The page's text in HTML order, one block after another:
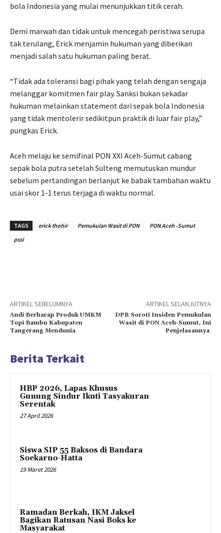
bola Indonesia yang mulai menunjukkan titik cerah.
Demi marwah dan tidak untuk mencegah peristiwa serupa
tak terulang, Erick menjamin hukuman yang diberikan
menjadi salah satu hukuman paling berat.
“Tidak ada toleransi bagi pihak yang telah dengan sengaja
melanggar komitmen fair play. Sanksi bukan sekadar
hukuman melainkan statement dari sepak bola Indonesia
yang tidak mentolerir sedikitpun praktik di luar fair play,”
pungkas Erick.
Aceh melaju ke semifinal PON XXI Aceh-Sumut cabang
sepak bola putra setelah Sulteng memutuskan mundur
sebelum pertandingan berlanjut ke babak tambahan waktu
usai skor 1-1 terus terjaga di waktu normal.
TAGS erick thohir Pemukulan Wasit di PON
PON Aceh -Sumut
pssi
ARTIKEL SEBELUMNYA
Andi Berharap Produk UMKM
Topi Bambu Kabupaten
Tangerang Mendunia
ARTIKEL SELANJUTNYA
DPR Soroti Insiden Pemukulan
Wasit di PON Aceh-Sumut, Ini
Penjelasannya
Berita Terkait
HBP 2026, Lapas Khusus
Gunung Sindur Ikuti Tasyakuran
Serentak
27 April 2026
Siswa SIP 55 Baksos di Bandara
Soekarno-Hatta
19 Maret 2026
Ramadan Berkah, IKM Jaksel
Bagikan Ratusan Nasi Boks ke
Masyarakat